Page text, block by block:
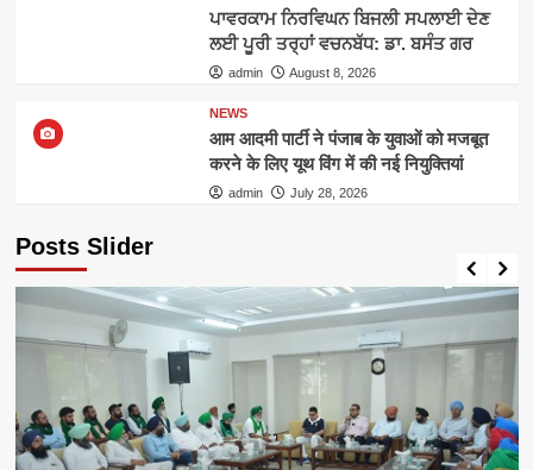
ਪਾਵਰਕਾਮ ਨਿਰਵਿਘਨ ਬਿਜਲੀ ਸਪਲਾਈ ਦੇਣ
ਲਈ ਪੂਰੀ ਤਰ੍ਹਾਂ ਵਚਨਬੱਧ: ਡਾ. ਬਸੰਤ ਗਰ
admin August 8, 2026
NEWS
आम आदमी पार्टी ने पंजाब के युवाओं को मजबूत
करने के लिए यूथ विंग में की नई नियुक्तियां
admin July 28, 2026
Posts Slider